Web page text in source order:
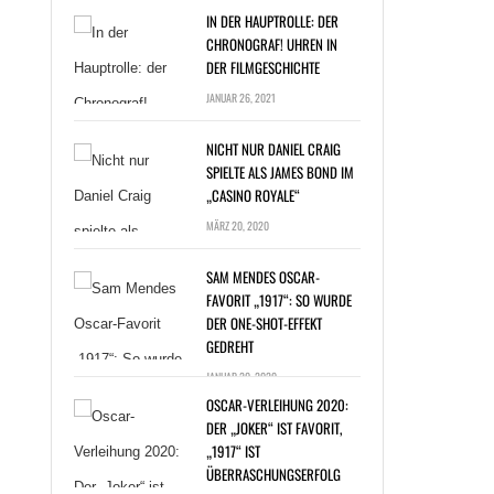
NUR DANIEL
SPIELTE ALS
ROYALE“ »
IN DER HAUPTROLLE: DER
CHRONOGRAF! UHREN IN
DER FILMGESCHICHTE
JANUAR 26, 2021
NICHT NUR DANIEL CRAIG
SPIELTE ALS JAMES BOND IM
„CASINO ROYALE“
MÄRZ 20, 2020
SAM MENDES OSCAR-
FAVORIT „1917“: SO WURDE
DER ONE-SHOT-EFFEKT
GEDREHT
JANUAR 20, 2020
OSCAR-VERLEIHUNG 2020:
DER „JOKER“ IST FAVORIT,
„1917“ IST
ÜBERRASCHUNGSERFOLG